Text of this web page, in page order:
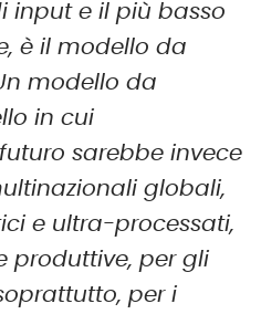
input e il più basso
è il modello da
modello da
in cui
sarebbe invece
globali,
e ultra-processati,
produttive, per gli
per i